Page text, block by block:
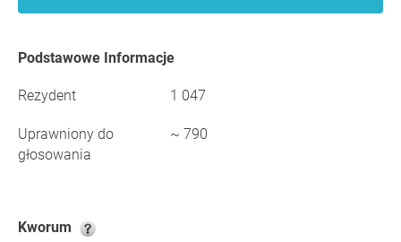
Podstawowe Informacje
Rezydent 1 047
Uprawniony do
głosowania
~ 790
Kworum